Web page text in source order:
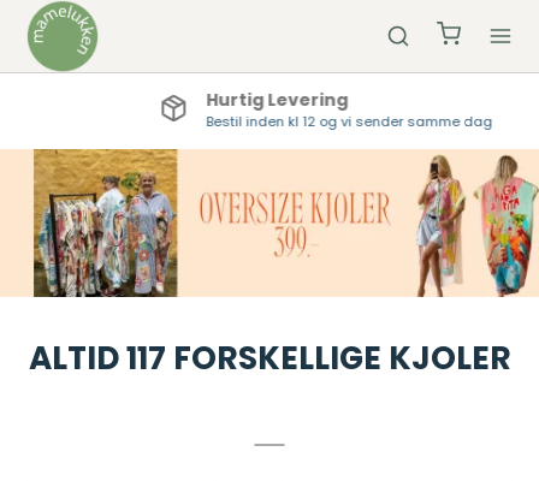
Hurtig Levering
Bestil inden kl 12 og vi sender samme dag
ALTID 117 FORSKELLIGE KJOLER